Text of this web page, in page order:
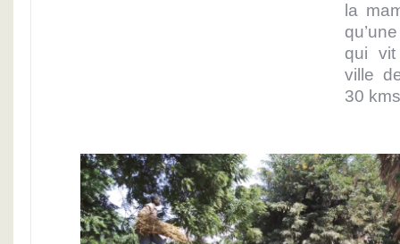
la
qui
ville
30